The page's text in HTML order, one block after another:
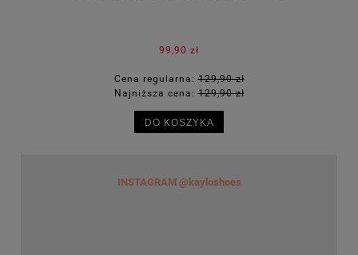
99,90 zł
Cena regularna:129,90 zł
Najniższa cena:129,90 zł
DO KOSZYKA
INSTAGRAM @kayloshoes